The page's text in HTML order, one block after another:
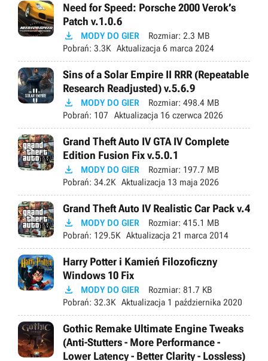
Need for Speed: Porsche 2000 Verok’s
Patch v.1.0.6
 MODY DO GIER Rozmiar: 2.3 MB
Pobrań: 3.3K Aktualizacja 6 marca 2024
Sins of a Solar Empire II RRR (Repeatable
Research Readjusted) v.5.6.9
 MODY DO GIER Rozmiar: 498.4 MB
Pobrań: 107 Aktualizacja 16 czerwca 2026
Grand Theft Auto IV GTA IV Complete
Edition Fusion Fix v.5.0.1
 MODY DO GIER Rozmiar: 197.7 MB
Pobrań: 34.2K Aktualizacja 13 maja 2026
Grand Theft Auto IV Realistic Car Pack v.4
 MODY DO GIER Rozmiar: 415.1 MB
Pobrań: 129.5K Aktualizacja 21 marca 2014
Harry Potter i Kamień Filozoficzny
Windows 10 Fix
 MODY DO GIER Rozmiar: 81.7 KB
Pobrań: 32.3K Aktualizacja 1 października 2020
Gothic Remake Ultimate Engine Tweaks
(Anti-Stutters - More Performance -
Lower Latency - Better Clarity - Lossless)